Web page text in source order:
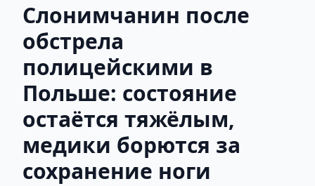
Слонимчанин после
обстрела
полицейскими в
Польше: состояние
остаётся тяжёлым,
медики борются за
сохранение ноги